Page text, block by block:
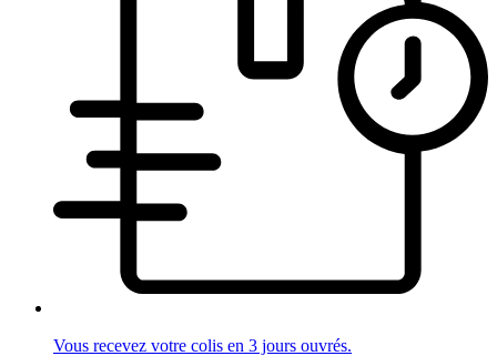
Vous recevez votre colis en 3 jours ouvrés.